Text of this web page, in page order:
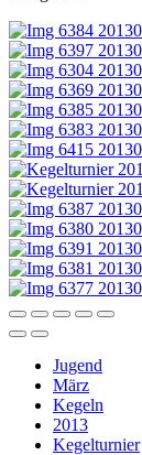
Jugend
März
Kegeln
2013
Kegelturnier